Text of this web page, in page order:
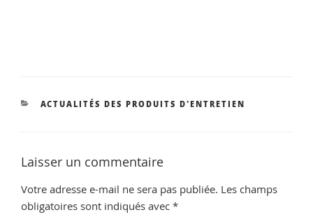
CATÉGORIES
ACTUALITÉS DES PRODUITS D'ENTRETIEN
Laisser un commentaire
Votre adresse e-mail ne sera pas publiée. Les champs
obligatoires sont indiqués avec *